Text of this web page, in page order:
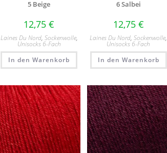
5 Beige​
12,75€
Laines Du Nord, Sockenwolle,
Unisocks 6-Fach
In den Warenkorb
6 Salbei
12,75 €
Laines Du Nord,Sockenwolle,
Unisocks 6-Fach
In den Warenkorb